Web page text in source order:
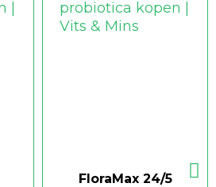
FloraMax 24/5